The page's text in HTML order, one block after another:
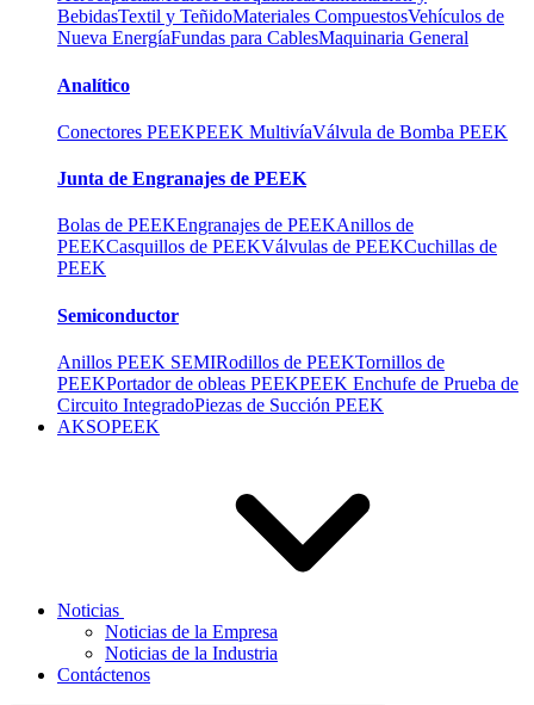
BebidasTextil y TeñidoMateriales CompuestosVehículos de
Nueva EnergíaFundas para CablesMaquinaria General
Analítico
Conectores PEEKPEEK MultivíaVálvula de Bomba PEEK
Junta de Engranajes de PEEK
Bolas de PEEKEngranajes de PEEKAnillos de
PEEKCasquillos de PEEKVálvulas de PEEKCuchillas de
PEEK
Semiconductor
Anillos PEEK SEMIRodillos de PEEKTornillos de
PEEKPortador de obleas PEEKPEEK Enchufe de Prueba de
Circuito IntegradoPiezas de Succión PEEK
AKSOPEEK
Noticias
Noticias de la Empresa
Noticias de la Industria
Contáctenos